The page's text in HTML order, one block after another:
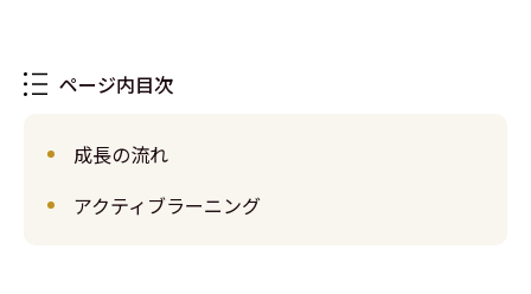
ページ内目次
成長の流れ
アクティブラーニング